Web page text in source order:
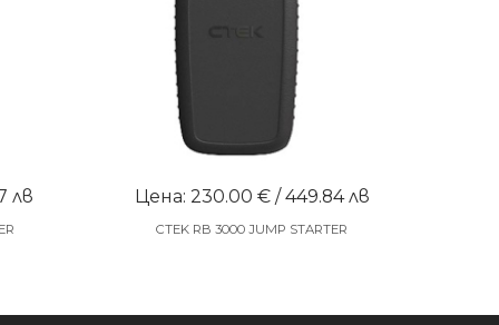
лв Цена: 230.00 € / 449.84 лв
CTEK RB 3000 JUMP STARTER